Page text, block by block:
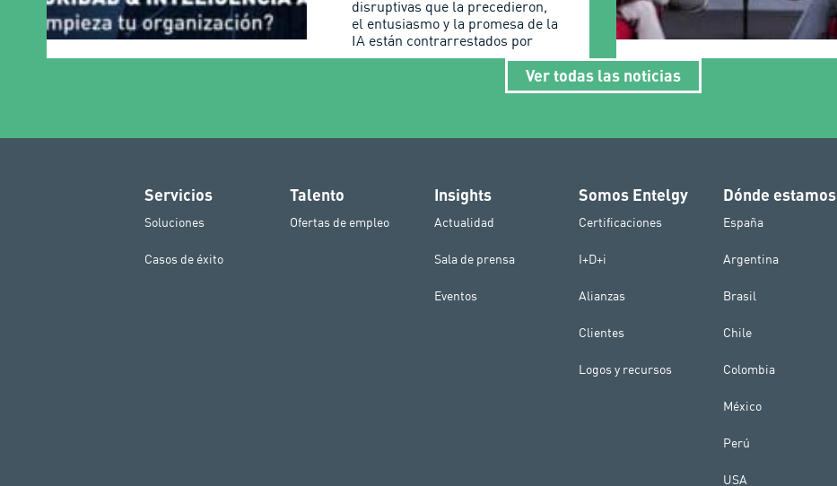
disruptivas que la precedieron,
el entusiasmo y la promesa de la
IA están contrarrestados por
Ver todas las noticias
Servicios
Soluciones
Casos de éxito
Talento
Ofertas de empleo
Insights
Actualidad
Sala de prensa
Eventos
Somos Entelgy
Certificaciones
I+D+i
Alianzas
Clientes
Logos y recursos
Dónde estamos
España
Argentina
Brasil
Chile
Colombia
México
Perú
USA